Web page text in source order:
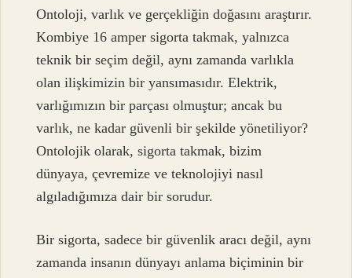
Ontoloji, varlık ve gerçekliğin doğasını araştırır.
Kombiye 16 amper sigorta takmak, yalnızca
teknik bir seçim değil, aynı zamanda varlıkla
olan ilişkimizin bir yansımasıdır. Elektrik,
varlığımızın bir parçası olmuştur; ancak bu
varlık, ne kadar güvenli bir şekilde yönetiliyor?
Ontolojik olarak, sigorta takmak, bizim
dünyaya, çevremize ve teknolojiyi nasıl
algıladığımıza dair bir sorudur.
Bir sigorta, sadece bir güvenlik aracı değil, aynı
zamanda insanın dünyayı anlama biçiminin bir